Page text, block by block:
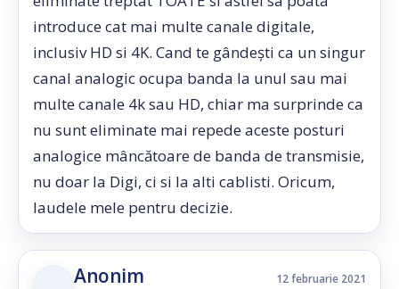
introduce cat mai multe canale digitale,
inclusiv HD si 4K. Cand te gândești ca un singur
canal analogic ocupa banda la unul sau mai
multe canale 4k sau HD, chiar ma surprinde ca
nu sunt eliminate mai repede aceste posturi
analogice mâncătoare de banda de transmisie,
nu doar la Digi, ci si la alti cablisti. Oricum,
laudele mele pentru decizie.
Anonim 12 februarie 2021